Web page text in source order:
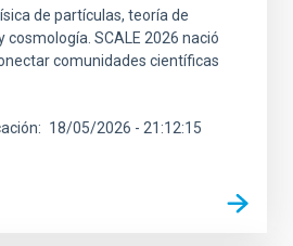
de partículas, teoría de
cosmología. SCALE 2026 nació
comunidades científicas
18/05/2026 - 21:12:15